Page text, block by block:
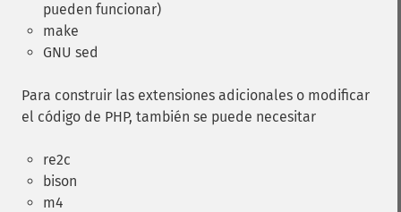
pueden funcionar)
make
GNU sed
Para construir las extensiones adicionales o modificar
el código de PHP, también se puede necesitar
re2c
bison
m4